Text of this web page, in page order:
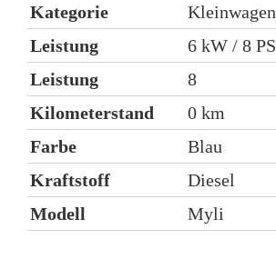
Kategorie
Kleinwagen
Leistung
6 kW / 8 PS
Leistung
8
Kilometerstand
0 km
Farbe
Blau
Kraftstoff
Diesel
Modell
Myli